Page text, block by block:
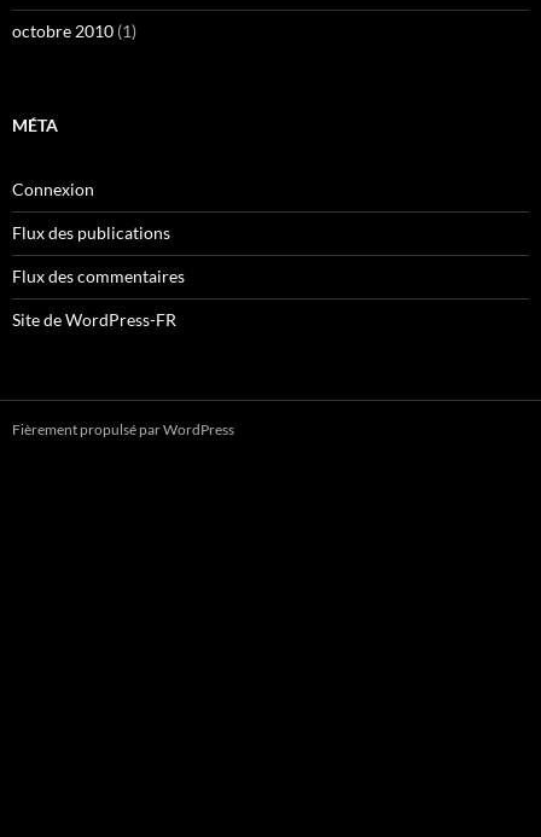
octobre 2010 (1)
MÉTA
Connexion
Flux des publications
Flux des commentaires
Site de WordPress-FR
Fièrement propulsé par WordPress